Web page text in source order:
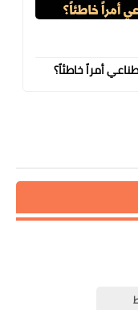
أمراً خاطئاً؟